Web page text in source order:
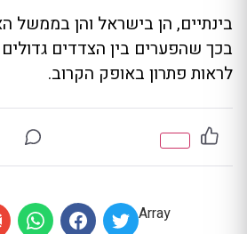
בינתיים, הן בישראל והן בממשל
בכך שהפערים בין הצדדים
לראות פתרון באופק הקרוב.
Array